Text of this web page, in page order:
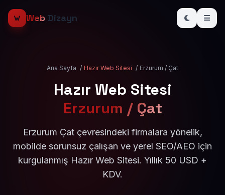
Web Dizayn
Ana Sayfa / Hazır Web Sitesi / Erzurum / Çat
Hazır Web Sitesi
Erzurum / Çat
Erzurum Çat çevresindeki firmalara yönelik,
mobilde sorunsuz çalışan ve yerel SEO/AEO için
kurgulanmış Hazır Web Sitesi. Yıllık 50 USD +
KDV.